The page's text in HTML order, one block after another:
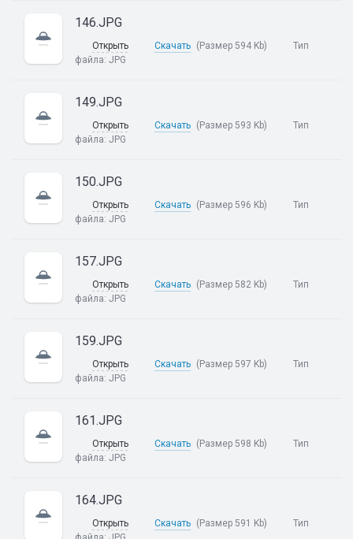
146.JPG
Открыть Скачать (Размер 594 Kb)
Тип
файла: JPG
149.JPG
Открыть Скачать (Размер 593 Kb)
Тип
файла: JPG
150.JPG
Открыть Скачать (Размер 596 Kb)
Тип
файла: JPG
157.JPG
Открыть Скачать (Размер 582 Kb)
Тип
файла: JPG
159.JPG
Открыть Скачать (Размер 597 Kb)
Тип
файла: JPG
161.JPG
Открыть Скачать (Размер 598 Kb)
Тип
файла: JPG
164.JPG
Открыть Скачать (Размер 591 Kb)
Тип